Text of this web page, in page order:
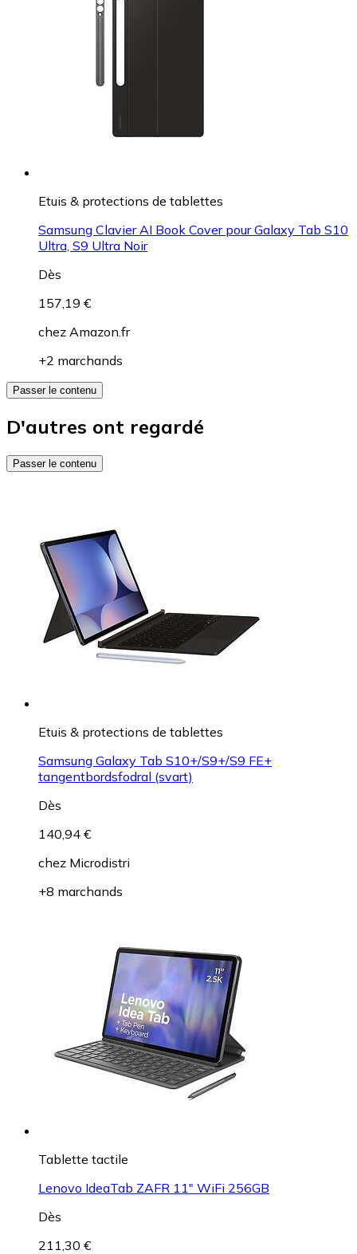
Etuis & protections de tablettes
Samsung Clavier AI Book Cover pour Galaxy Tab S10
Ultra, S9 Ultra Noir
Dès
157,19 €
chez Amazon.fr
+2 marchands
Passer le contenu
D'autres ont regardé
Passer le contenu
Etuis & protections de tablettes
Samsung Galaxy Tab S10+/S9+/S9 FE+
tangentbordsfodral (svart)
Dès
140,94 €
chez Microdistri
+8 marchands
Tablette tactile
Lenovo IdeaTab ZAFR 11" WiFi 256GB
Dès
211,30 €